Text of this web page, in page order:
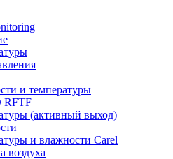
и температуры
RFTF
(активный выход)
и влажности Carel
воздуха